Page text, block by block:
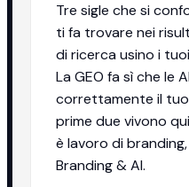
Tre sigle che si
ti fa trovare nei
di ricerca usino i
La GEO fa sì che le
correttamente il
prime due vivono
è lavoro di
Branding & AI.